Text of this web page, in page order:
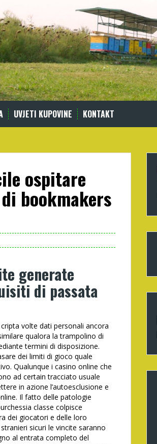
UVJETI KUPOVINE KONTAKT
ospitare
bookmakers
generate
di passata
volte dati personali ancora
qualora la trampolino di
termini di disposizione.
dei limiti di gioco quale
Qualunque i casino online che
ad certain tracciato usuale
in azione l’autoesclusione e
Il fatto delle patologie
classe colpisce
dei giocatori e delle loro
sicuri le vincite saranno
al entrata completo del